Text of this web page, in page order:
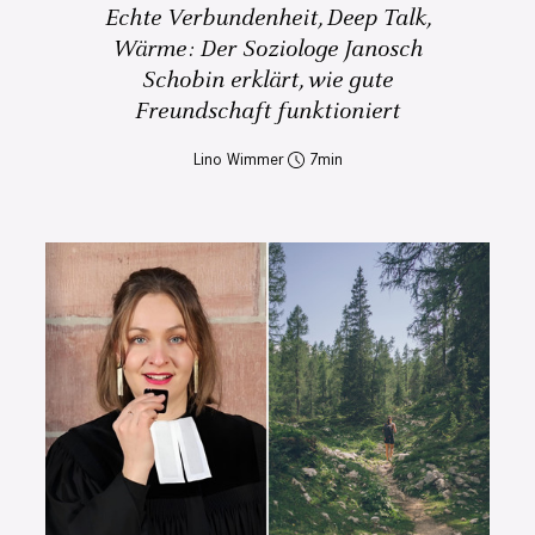
Echte Verbundenheit, Deep Talk,
Wärme: Der Soziologe Janosch
Schobin erklärt, wie gute
Freundschaft funktioniert
Lino Wimmer 7